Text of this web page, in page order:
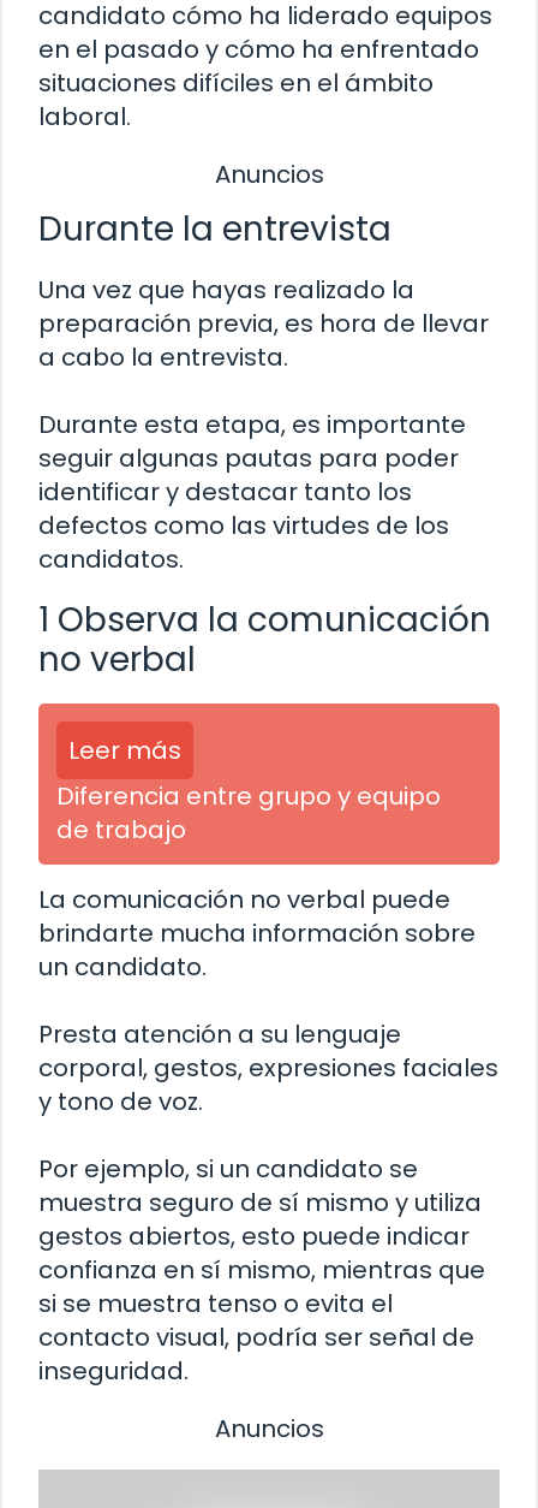
candidato cómo ha liderado equipos
en el pasado y cómo ha enfrentado
situaciones difíciles en el ámbito
laboral.
Anuncios
Durante la entrevista
Una vez que hayas realizado la
preparación previa, es hora de llevar
a cabo la entrevista.
Durante esta etapa, es importante
seguir algunas pautas para poder
identificar y destacar tanto los
defectos como las virtudes de los
candidatos.
1 Observa la comunicación
no verbal
Leer más
Diferencia entre grupo y equipo
de trabajo
La comunicación no verbal puede
brindarte mucha información sobre
un candidato.
Presta atención a su lenguaje
corporal, gestos, expresiones faciales
y tono de voz.
Por ejemplo, si un candidato se
muestra seguro de sí mismo y utiliza
gestos abiertos, esto puede indicar
confianza en sí mismo, mientras que
si se muestra tenso o evita el
contacto visual, podría ser señal de
inseguridad.
Anuncios